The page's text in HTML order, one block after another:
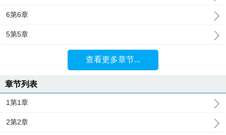
6第6章
5第5章
查看更多章节...
章节列表
1第1章
2第2章